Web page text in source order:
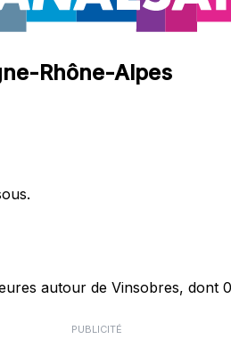
Rhône-Alpes
autour de Vinsobres, dont
PUBLICITÉ